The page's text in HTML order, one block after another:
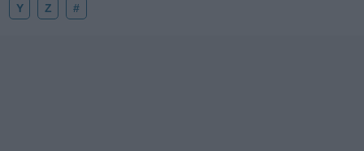
Y Z #